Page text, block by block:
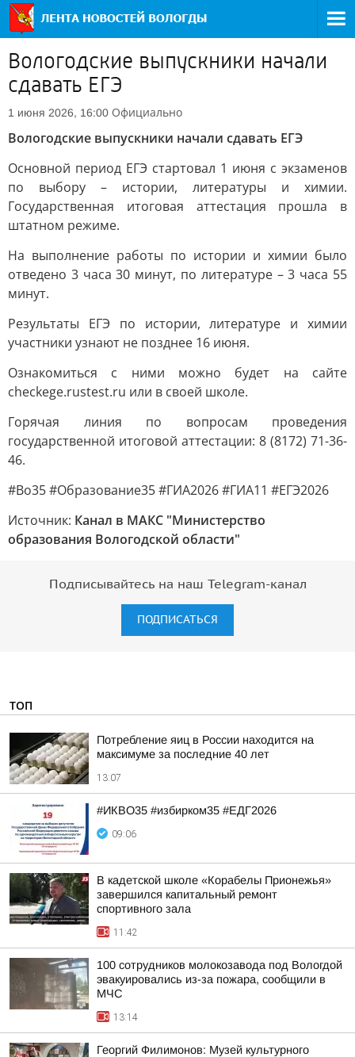
Вологодские выпускники начали
сдавать ЕГЭ
1 июня 2026, 16:00 Официально
Вологодские выпускники начали сдавать ЕГЭ
Основной период ЕГЭ стартовал 1 июня с экзаменов
по выбору – истории, литературы и химии.
Государственная итоговая аттестация прошла в
штатном режиме.
На выполнение работы по истории и химии было
отведено 3 часа 30 минут, по литературе – 3 часа 55
минут.
Результаты ЕГЭ по истории, литературе и химии
участники узнают не позднее 16 июня.
Ознакомиться с ними можно будет на сайте
checkege.rustest.ru или в своей школе.
Горячая линия по вопросам проведения
государственной итоговой аттестации: 8 (8172) 71-36-
46.
#Во35 #Образование35 #ГИА2026 #ГИА11 #ЕГЭ2026
Источник: Канал в МАКС "Министерство
образования Вологодской области"
Подписывайтесь на наш Telegram-канал
ПОДПИСАТЬСЯ
ТОП
Потребление яиц в России находится на
максимуме за последние 40 лет
13:07
#ИКВО35 #избирком35 #ЕДГ2026
09:06
В кадетской школе «Корабелы Прионежья»
завершился капитальный ремонт
спортивного зала
11:42
100 сотрудников молокозавода под Вологдой
эвакуировались из-за пожара, сообщили в
МЧС
13:14
Георгий Филимонов: Музей культурного